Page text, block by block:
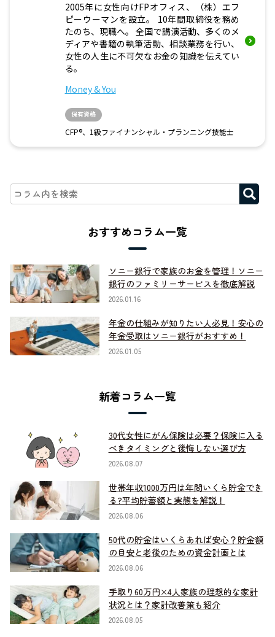
2005年に女性向けFPオフィス、（株）エフ
ピーウーマンを設立。 10年間取締役を務め
たのち、現職へ。 全国で講演活動、多くのメ
ディアや書籍の執筆活動、相談業務を行い、
女性の人生に不可欠なお金の知識を伝えてい
る。
Money & You
保有資格
CFP®、1級ファイナンシャル・プランニング技能士
おすすめコラム一覧
ソニー銀行で家族のお金を管理！ソニー
銀行のファミリーサービスを徹底解説
2026.01.16
年金の仕組みが知りたい人必見！安心の
年金受取はソニー銀行がおすすめ！
2026.01.05
新着コラム一覧
30代女性にがん保険は必要？保険に入る
べきタイミングと後悔しない選び方
2026.08.07
世帯年収1000万円は年間いくら貯金でき
る?平均貯蓄額と実態を解説！
2026.08.06
50代の貯金はいくらあれば安心？貯金額
の目安と老後のための資金計画とは
2026.08.06
手取り60万円×4人家族の理想的な家計
状況とは？家計改善策も紹介
2026.08.05